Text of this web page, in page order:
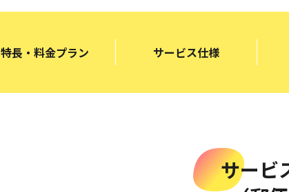
特長・料金プラン サービス仕様
サービ